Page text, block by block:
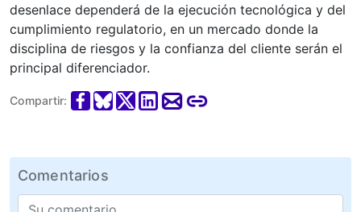
desenlace dependerá de la ejecución tecnológica y del
cumplimiento regulatorio, en un mercado donde la
disciplina de riesgos y la confianza del cliente serán el
principal diferenciador.
Compartir:
Comentarios